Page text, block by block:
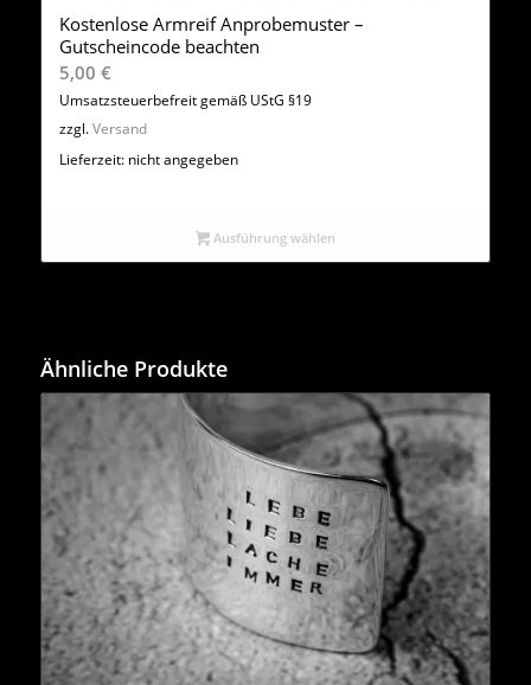
Kostenlose Armreif Anprobemuster –
Gutscheincode beachten
5,00 €
Umsatzsteuerbefreit gemäß UStG §19
zzgl.Versand
Lieferzeit: nicht angegeben
Ausführung wählen
Ähnliche Produkte